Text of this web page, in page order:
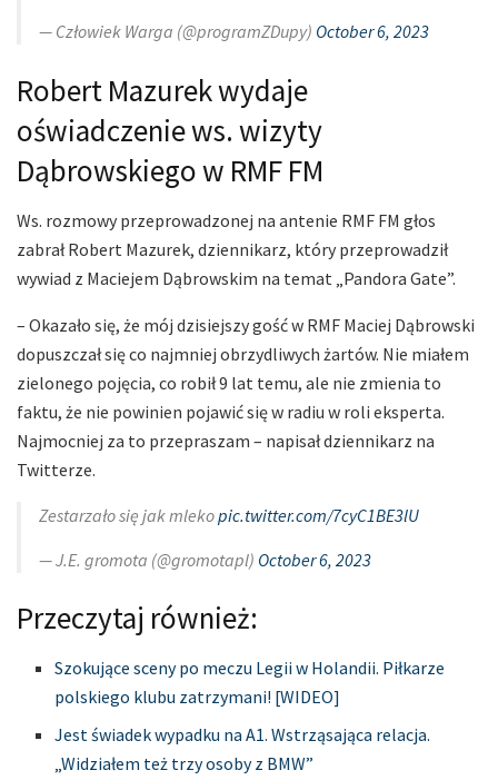
— Człowiek Warga (@programZDupy) October 6, 2023
Robert Mazurek wydaje
oświadczenie ws. wizyty
Dąbrowskiego w RMF FM
Ws. rozmowy przeprowadzonej na antenie RMF FM głos
zabrał Robert Mazurek, dziennikarz, który przeprowadził
wywiad z Maciejem Dąbrowskim na temat „Pandora Gate”.
– Okazało się, że mój dzisiejszy gość w RMF Maciej Dąbrowski
dopuszczał się co najmniej obrzydliwych żartów. Nie miałem
zielonego pojęcia, co robił 9 lat temu, ale nie zmienia to
faktu, że nie powinien pojawić się w radiu w roli eksperta.
Najmocniej za to przepraszam – napisał dziennikarz na
Twitterze.
Zestarzało się jak mlekopic.twitter.com/7cyC1BE3lU
— J.E. gromota (@gromotapl) October 6, 2023
Przeczytaj również:
Szokujące sceny po meczu Legii w Holandii. Piłkarze
polskiego klubu zatrzymani! [WIDEO]
Jest świadek wypadku na A1. Wstrząsająca relacja.
„Widziałem też trzy osoby z BMW”